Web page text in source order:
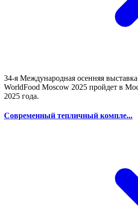
34-я Международная осенняя
WorldFood Moscow 2025 пройдет в
2025 года.
Современный тепличный компле...